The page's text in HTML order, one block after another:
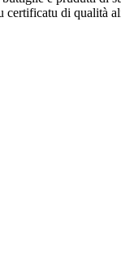
di qualità